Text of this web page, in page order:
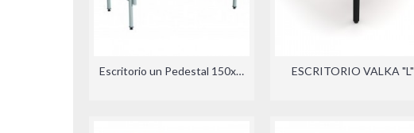
Escritorio un Pedestal 150x75x75cm ESCRITORIO VALKA "L"